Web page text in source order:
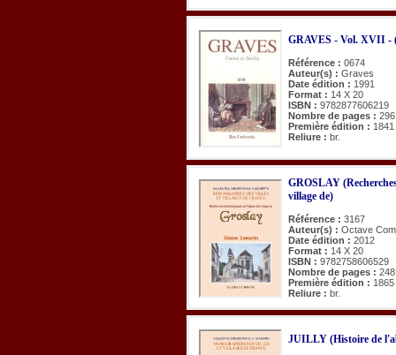
GRAVES - Vol. XVII -
Référence : 0674
Auteur(s) : Graves
Date édition : 1991
Format : 14 X 20
ISBN : 9782877606219
Nombre de pages : 296
Première édition : 1841
Reliure : br.
GROSLAY
village de)
Référence : 3167
Auteur(s) : Octave
Date édition : 2012
Format : 14 X 20
ISBN : 9782758606529
Nombre de pages : 248
Première édition : 1865
Reliure : br.
JUILLY (Histoire de